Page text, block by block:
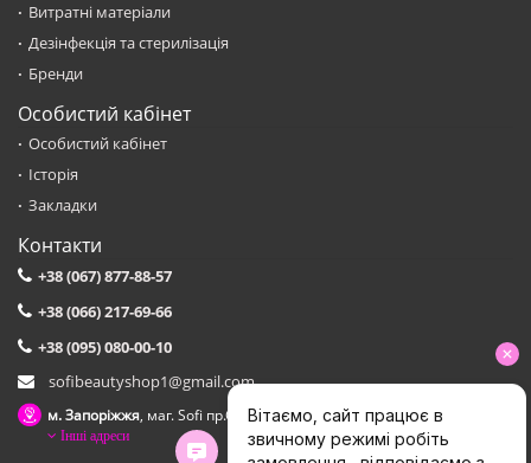
Витратні матеріали
Дезінфекція та стерилізація
Бренди
Особистий кабінет
Особистий кабінет
Історія
Закладки
Контакти
+38 (067) 877-88-57
+38 (066) 217-69-66
+38 (095) 080-00-10
sofibeautyshop1@gmail.com
м. Запоріжжя, маг. Sofi пр.Соборний,153 зуп. Сталеварiв
Інші адреси